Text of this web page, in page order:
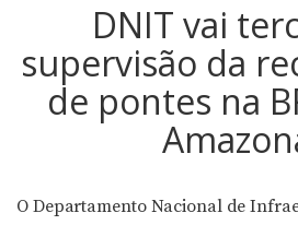
DNIT vai
supervisão da
de pontes na
O Departamento Nacional de